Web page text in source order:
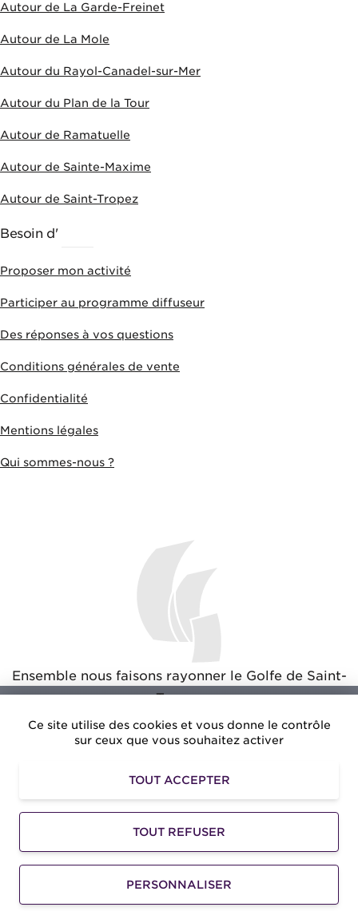
Ce site utilise des cookies et vous donne le contrôle
sur ceux que vous souhaitez activer
TOUT ACCEPTER
TOUT REFUSER
PERSONNALISER
Autour de La Garde-Freinet
Autour de La Mole
Autour du Rayol-Canadel-sur-Mer
Autour du Plan de la Tour
Autour de Ramatuelle
Autour de Sainte-Maxime
Autour de Saint-Tropez
Besoin d'
Proposer mon activité
Participer au programme diffuseur
Des réponses à vos questions
Conditions générales de vente
Confidentialité
Mentions légales
Qui sommes-nous ?
Ensemble nous faisons rayonner le Golfe de Saint-
Tropez
Amusezvous.net: Des avantages exclusifs pour vos
©2026 -
-
Mentions légales-Accessibilité-Gestion des
informations personnelles